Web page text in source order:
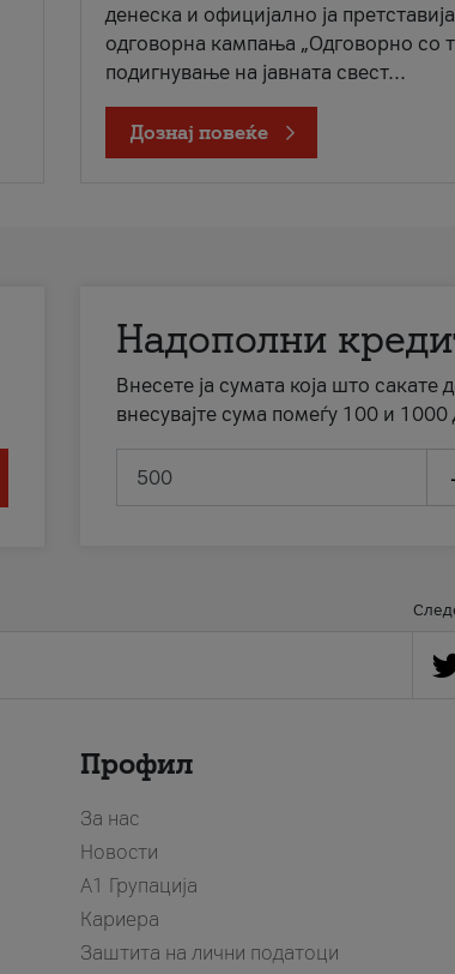
денеска и официјално ја
одговорна кампања „Одговорно со
подигнување на јавната свест...
Дознај повеќе
Надополни
Внесете ја сумата која што
внесувајте сума помеѓу 100 и 1000
Профил
За нас
Новости
А1 Групација
Кариера
Заштита на лични податоци